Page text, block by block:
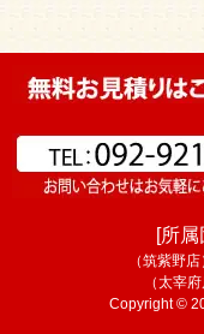
[所
（筑紫野
（太宰
Copyright ©